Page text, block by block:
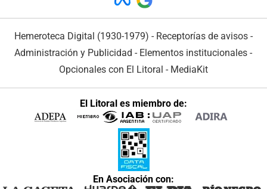
Hemeroteca Digital (1930-1979) - Receptorías de avisos -
Administración y Publicidad - Elementos institucionales -
Opcionales con El Litoral - MediaKit
El Litoral es miembro de:
En Asociación con: